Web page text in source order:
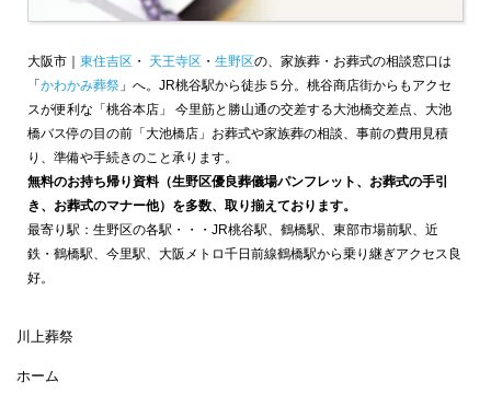
大阪市｜ 東住吉区 ・ 天王寺区 ・ 生野区の、家族葬・お葬式の相談窓口は
「 かわかみ葬祭 」へ。JR桃谷駅から徒歩５分。桃谷商店街からもアクセ
スが便利な「桃谷本店」 今里筋と勝山通の交差する大池橋交差点、大池
橋バス停の目の前「大池橋店」お葬式や家族葬の相談、事前の費用見積
り、準備や手続きのこと承ります。
無料のお持ち帰り資料（生野区優良葬儀場パンフレット、お葬式の手引
き、お葬式のマナー他）を多数、取り揃えております。
最寄り駅：生野区の各駅・・・JR桃谷駅、鶴橋駅、東部市場前駅、近
鉄・鶴橋駅、今里駅、大阪メトロ千日前線鶴橋駅から乗り継ぎアクセス良
好。
川上葬祭
ホーム